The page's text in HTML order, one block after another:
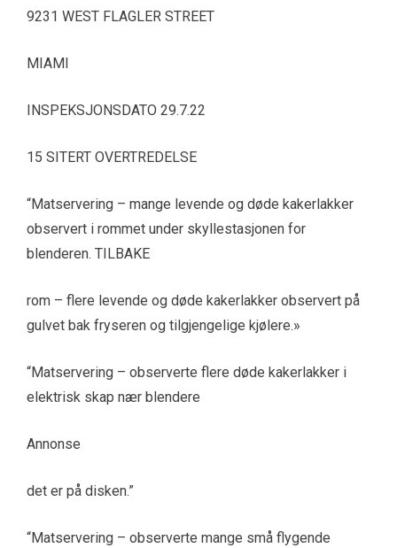
9231 WEST FLAGLER STREET
MIAMI
INSPEKSJONSDATO 29.7.22
15 SITERT OVERTREDELSE
“Matservering – mange levende og døde kakerlakker
observert i rommet under skyllestasjonen for
blenderen. TILBAKE
rom – flere levende og døde kakerlakker observert på
gulvet bak fryseren og tilgjengelige kjølere.»
“Matservering – observerte flere døde kakerlakker i
elektrisk skap nær blendere
Annonse
det er på disken.”
“Matservering – observerte mange små flygende